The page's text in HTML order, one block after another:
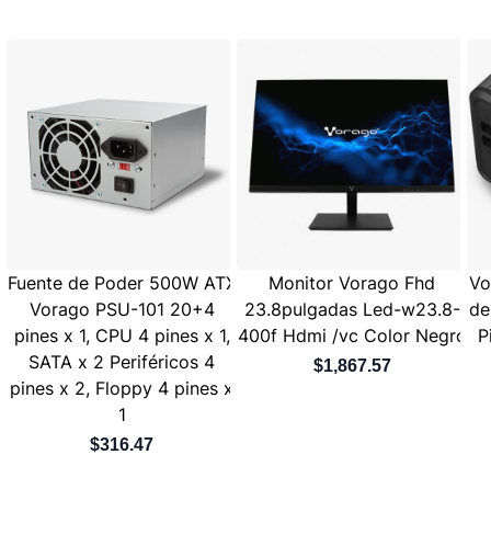
Fuente de Poder 500W ATX
Vorago PSU-101 20+4
pines x 1, CPU 4 pines x 1,
SATA x 2 Periféricos 4
pines x 2, Floppy 4 pines x
1
$316.47
Monitor Vorago Fhd
23.8pulgadas Led-w23.8-
400f Hdmi /vc Color Negro
$1,867.57